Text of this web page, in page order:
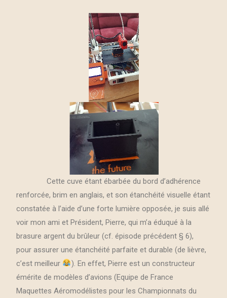
Cette cuve étant ébarbée du bord d’adhérence
renforcée, brim en anglais, et son étanchéité visuelle étant
constatée à l’aide d’une forte lumière opposée, je suis allé
voir mon ami et Président, Pierre, qui m’a éduqué à la
brasure argent du brûleur (cf. épisode précédent § 6),
pour assurer une étanchéité parfaite et durable (de lièvre,
c’est meilleur
). En effet, Pierre est un constructeur
émérite de modèles d’avions (Equipe de France
Maquettes Aéromodélistes pour les Championnats du